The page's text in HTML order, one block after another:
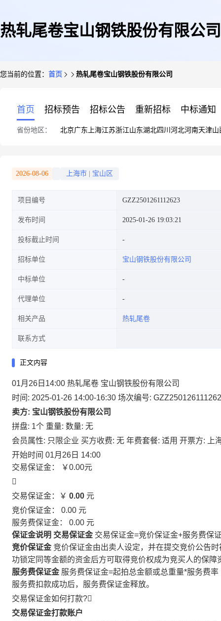
热轧尾卷宝山钢铁股份有限公司
您当前的位置： 首页 热轧尾卷宝山钢铁股份有限公司
首页 招标预告 招标公告 重新招标 中标通知
省份地区： 北京广东 上海江苏浙江山东湖北四川 河北河南天津山
2026-08-06 上海市 宝山区
项目编号 GZZ2501261112623
发布时间 2025-01-26 19:03:21
投标截止时间
招标单位 宝山钢铁股份有限公司
中标单位
代理单位
相关产品 热轧尾卷
联系方式
正文内容
01月26日14:00 热轧尾卷 宝山钢铁股份有限公司
时间: 2025-01-26 14:00-16:30 场次编号:
卖方: 宝山钢铁股份有限公司
拼盘: 1个 重量: 数量: 无
会员属性: 只限企业 买方收费: 无 年费套餐: 适用 开票方: 上
开始时间 01月26日 14:00
交易保证金：
￥0.00元

交易保证金：￥ 0.00 元
竞价保证金： 0.00 元
服务费保证金： 0.00 元
保证金说明 交易保证金 交易保证金=竞价保证金+服务费保
竞价保证金 竞价保证金由出卖人设定，并在提交竞价公告
功锁定同等金额的资金后方可取得竞价权成为竞买人的保障
服务费保证金 服务费保证金=起拍总金额或总重量*服务费率
服务费扣款成功后，服务费保证金释放。
交易保证金如何打款?
交易保证金打款账户